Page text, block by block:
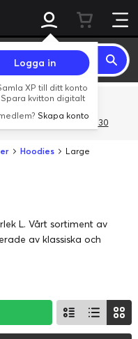
Logga in
XP till ditt konto
Spara kvitton digitalt
Skapa konto
800 kr.
rabattkoden 3Gives30
Hoodies Large
L. Vårt sortiment av
av klassiska och